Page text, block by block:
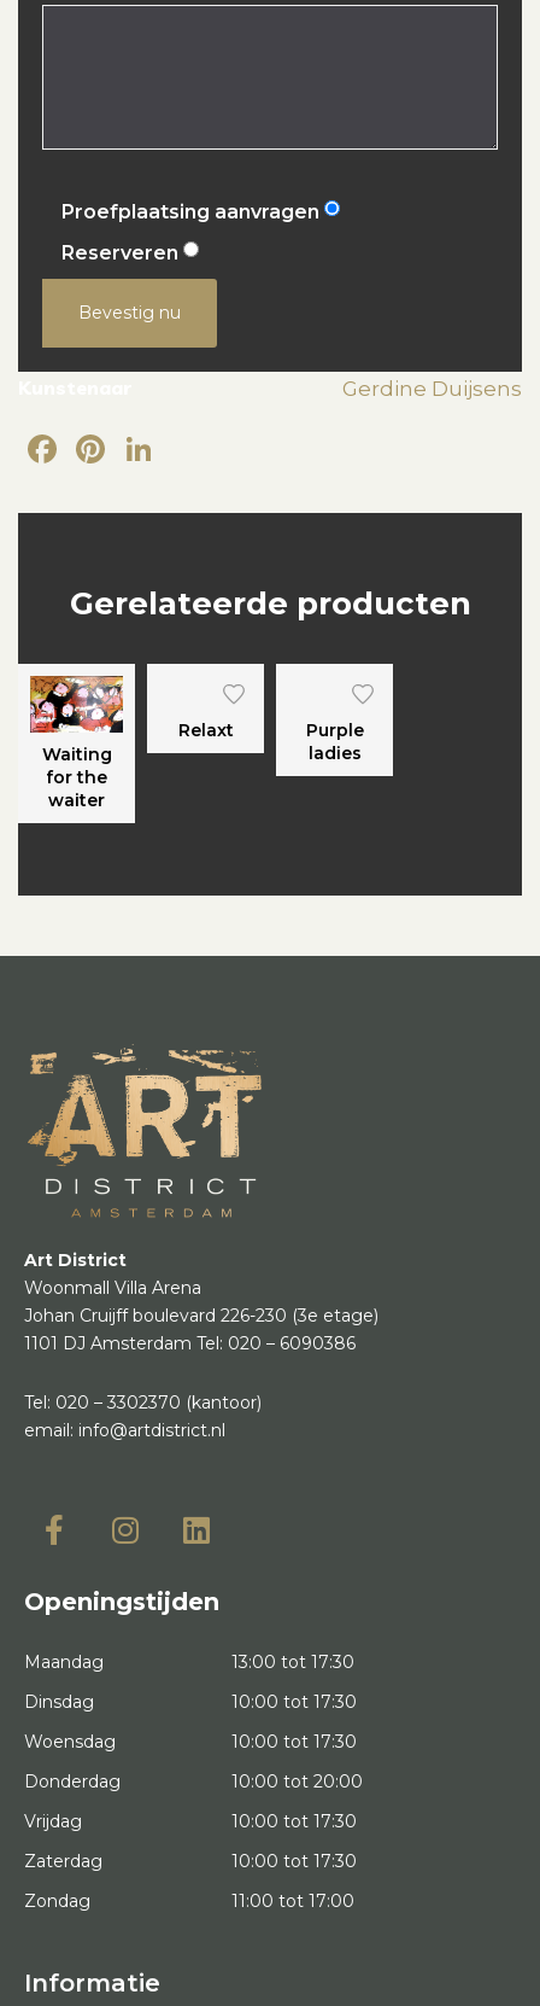
Proefplaatsing aanvragen
Reserveren
Bevestig nu
Gerdine Duijsens
Facebook
Pinterest
Gerelateerde producten
Waiting
for the
waiter
Relaxt
Purple
ladies
Art District
Woonmall Villa Arena
Johan Cruijff boulevard 226-230 (3e etage)
1101 DJ Amsterdam Tel: 020 – 6090386
Tel: 020 – 3302370 (kantoor)
email: info@artdistrict.nl
Openingstijden
Maandag
13:00 tot 17:30
Dinsdag
10:00 tot 17:30
Woensdag
10:00 tot 17:30
Donderdag
10:00 tot 20:00
Vrijdag
10:00 tot 17:30
Zaterdag
10:00 tot 17:30
Zondag
11:00 tot 17:00
Informatie